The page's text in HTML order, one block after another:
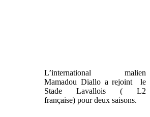
L’international malien
Mamadou Diallo a rejoint le
Stade Lavallois ( L2
française) pour deux saisons.